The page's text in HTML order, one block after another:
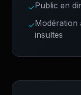
✓Public en
✓Modération
insultes